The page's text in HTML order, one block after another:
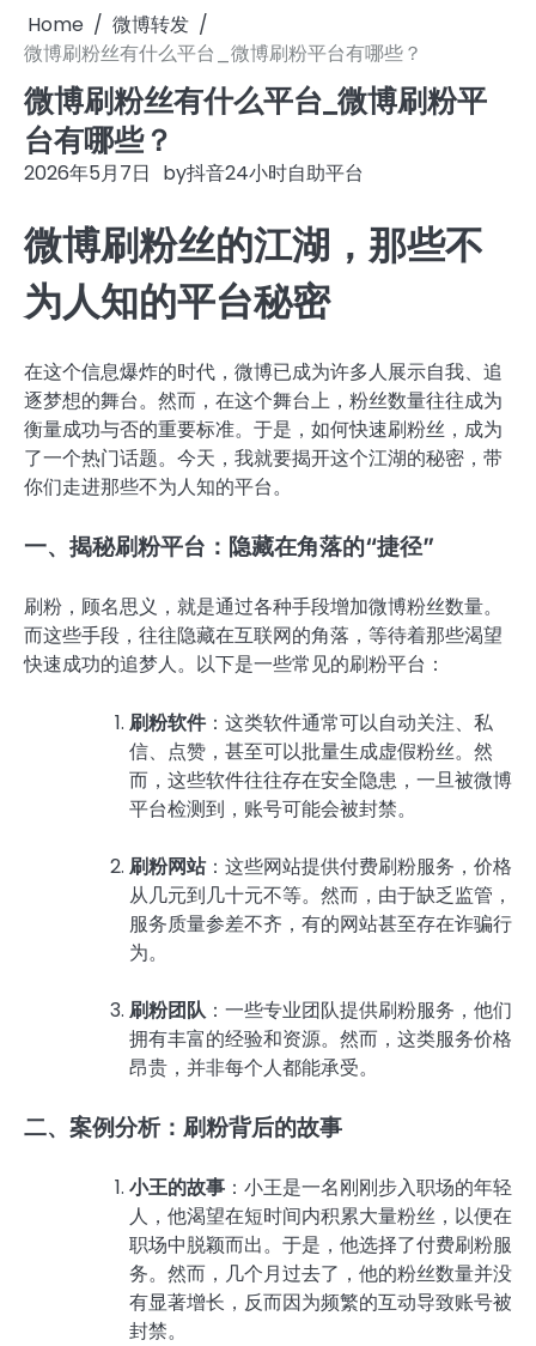
Home
微博转发
微博刷粉丝有什么平台_微博刷粉平台有哪些？
微博刷粉丝有什么平台_微博刷粉平
台有哪些？
2026年5月7日 by抖音24小时自助平台
微博刷粉丝的江湖，那些不
为人知的平台秘密
在这个信息爆炸的时代，微博已成为许多人展示自我、追
逐梦想的舞台。然而，在这个舞台上，粉丝数量往往成为
衡量成功与否的重要标准。于是，如何快速刷粉丝，成为
了一个热门话题。今天，我就要揭开这个江湖的秘密，带
你们走进那些不为人知的平台。
一、揭秘刷粉平台：隐藏在角落的“捷径”
刷粉，顾名思义，就是通过各种手段增加微博粉丝数量。
而这些手段，往往隐藏在互联网的角落，等待着那些渴望
快速成功的追梦人。以下是一些常见的刷粉平台：
刷粉软件：这类软件通常可以自动关注、私
信、点赞，甚至可以批量生成虚假粉丝。然
而，这些软件往往存在安全隐患，一旦被微博
平台检测到，账号可能会被封禁。
刷粉网站：这些网站提供付费刷粉服务，价格
从几元到几十元不等。然而，由于缺乏监管，
服务质量参差不齐，有的网站甚至存在诈骗行
为。
刷粉团队：一些专业团队提供刷粉服务，他们
拥有丰富的经验和资源。然而，这类服务价格
昂贵，并非每个人都能承受。
二、案例分析：刷粉背后的故事
小王的故事 ：小王是一名刚刚步入职场的年轻
人，他渴望在短时间内积累大量粉丝，以便在
职场中脱颖而出。于是，他选择了付费刷粉服
务。然而，几个月过去了，他的粉丝数量并没
有显著增长，反而因为频繁的互动导致账号被
封禁。